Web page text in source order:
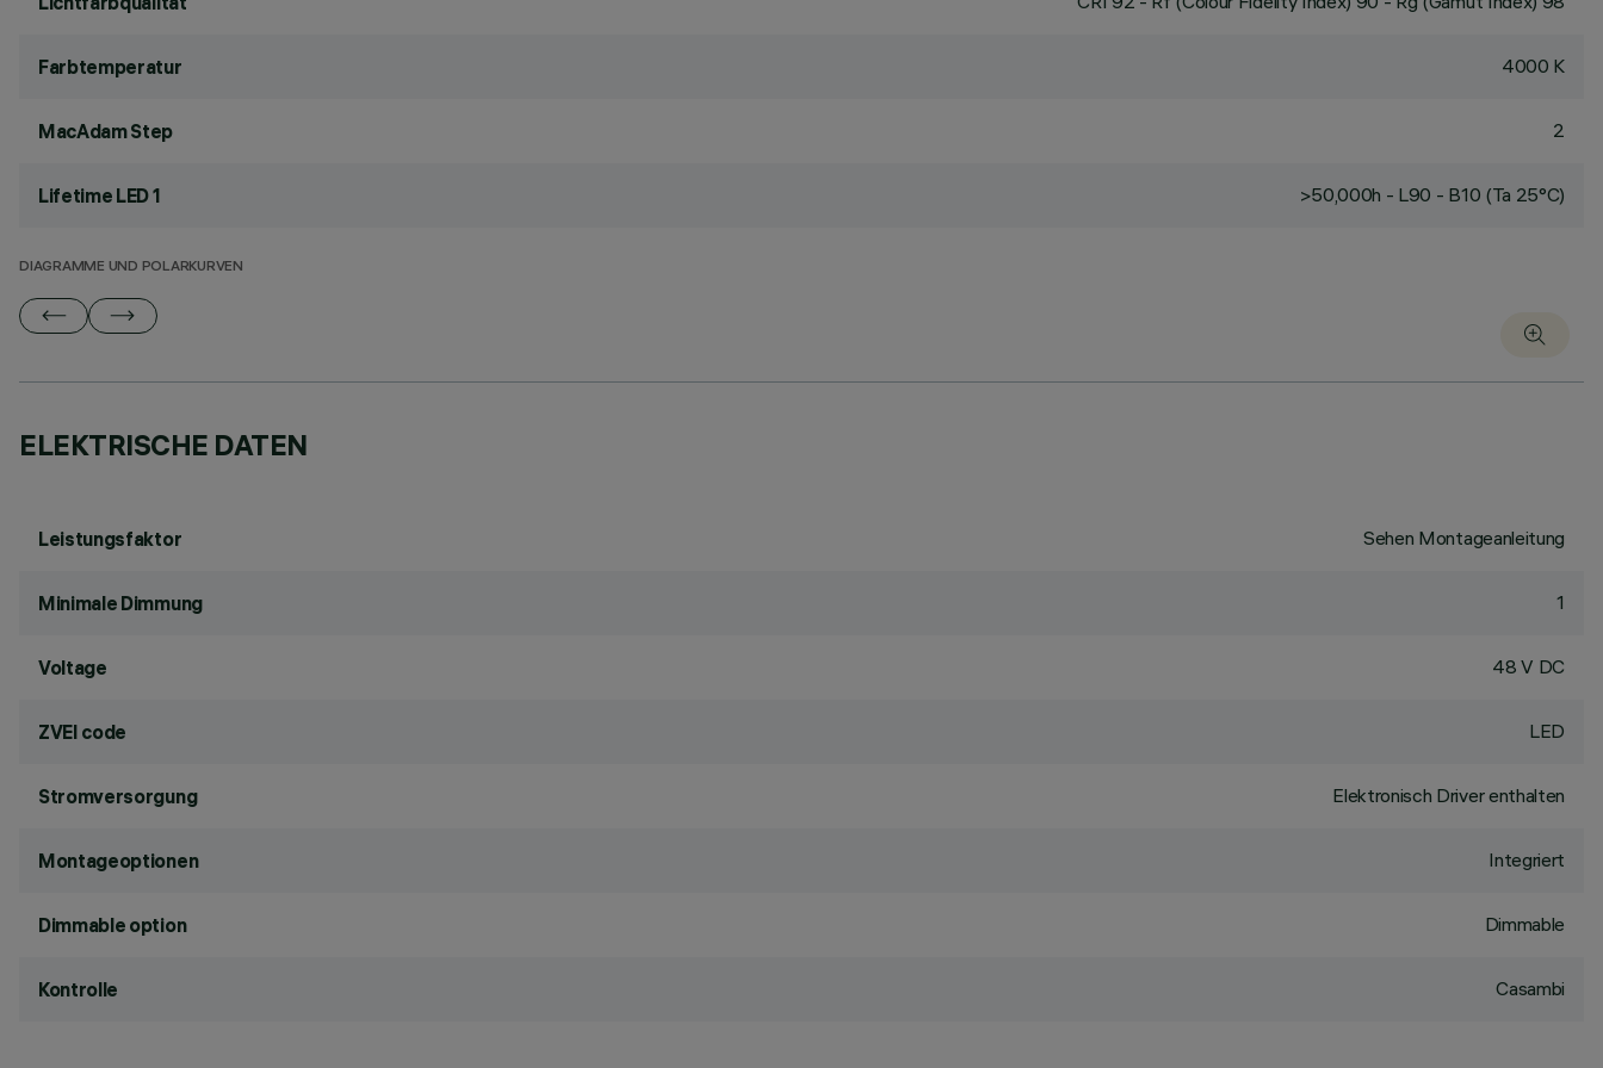
Farbtemperatur 4000 K
MacAdam Step 2
Lifetime LED 1 >50,000h - L90 - B10 (Ta 25°C)
DIAGRAMME UND POLARKURVEN
ELEKTRISCHE DATEN
Leistungsfaktor Sehen Montageanleitung
Minimale Dimmung 1
Voltage 48 V DC
ZVEI code LED
Stromversorgung Elektronisch Driver enthalten
Montageoptionen Integriert
Dimmable option Dimmable
Kontrolle Casambi